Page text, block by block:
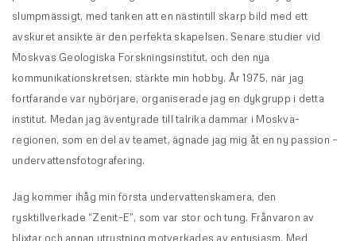
slumpmässigt, med tanken att en nästintill skarp bild med ett
avskuret ansikte är den perfekta skapelsen. Senare studier vid
Moskvas Geologiska Forskningsinstitut, och den nya
kommunikationskretsen, stärkte min hobby. År 1975, när jag
fortfarande var nybörjare, organiserade jag en dykgrupp i detta
institut. Medan jag äventyrade till talrika dammar i Moskva-
regionen, som en del av teamet, ägnade jag mig åt en ny passion –
undervattensfotografering.
Jag kommer ihåg min första undervattenskamera, den
rysktillverkade “Zenit-E”, som var stor och tung. Frånvaron av
blixtar och annan utrustning motverkades av entusiasm. Med